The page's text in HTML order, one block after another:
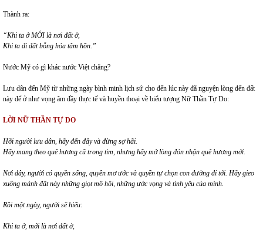
Thành ra:
“Khi ta ở MỚI là nơi đất ở,
Khi ta đi đất bỗng hóa tâm hồn.”
Nước Mỹ có gì khác nước Việt chăng?
Lưu dân đến Mỹ từ những ngày bình minh lịch sử cho đến lúc này đã nguyện lòng đến đất
này để ở như vọng âm đầy thực tế và huyền thoại về biểu tượng Nữ Thần Tự Do:
LỜI NỮ THẦN TỰ DO
Hỡi người lưu dân, hãy đến đây và đừng sợ hãi.
Hãy mang theo quê hương cũ trong tim, nhưng hãy mở lòng đón nhận quê hương mới.
Nơi đây, người có quyền sống, quyền mơ ước và quyền tự chọn con đường đi tới. Hãy gieo
xuống mảnh đất này những giọt mồ hôi, những ước vọng và tình yêu của mình.
Rồi một ngày, người sẽ hiểu:
Khi ta ở, mới là nơi đất ở,